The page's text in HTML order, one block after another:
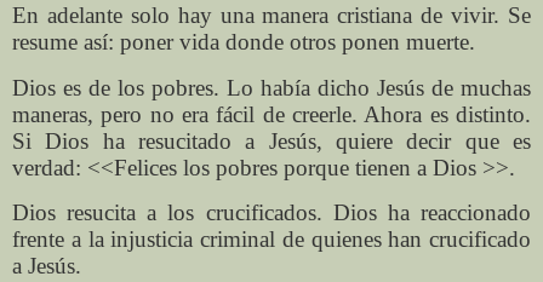
En adelante solo hay una manera cristiana de vivir. Se
resume así: poner vida donde otros ponen muerte.
Dios es de los pobres. Lo había dicho Jesús de muchas
maneras, pero no era fácil de creerle. Ahora es distinto.
Si Dios ha resucitado a Jesús, quiere decir que es
verdad: <<Felices los pobres porque tienen a Dios >>.
Dios resucita a los crucificados. Dios ha reaccionado
frente a la injusticia criminal de quienes han crucificado
a Jesús.